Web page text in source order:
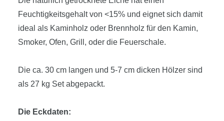
Feuchtigkeitsgehalt von <15% und eignet sich damit
ideal als Kaminholz oder Brennholz für den Kamin,
Smoker, Ofen, Grill, oder die Feuerschale.
Die ca. 30 cm langen und 5-7 cm dicken Hölzer sind
als 27 kg Set abgepackt.
Die Eckdaten: